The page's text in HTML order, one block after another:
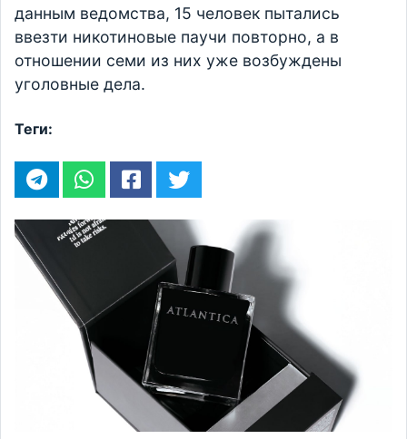
данным ведомства, 15 человек пытались
ввезти никотиновые паучи повторно, а в
отношении семи из них уже возбуждены
уголовные дела.
Теги: